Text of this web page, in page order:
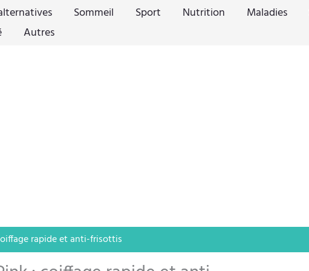
Sommeil Sport Nutrition Maladies
Autres
rapide et anti-frisottis